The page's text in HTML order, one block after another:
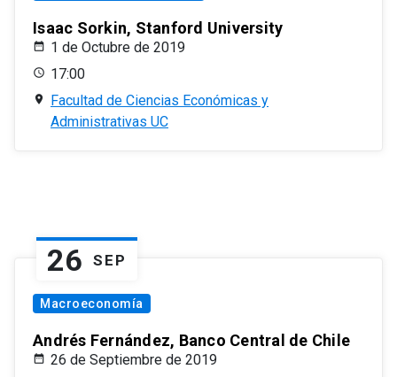
Isaac Sorkin, Stanford University
1 de Octubre de 2019
17:00
Facultad de Ciencias Económicas y
Administrativas UC
26 SEP
Macroeconomía
Andrés Fernández, Banco Central de Chile
26 de Septiembre de 2019